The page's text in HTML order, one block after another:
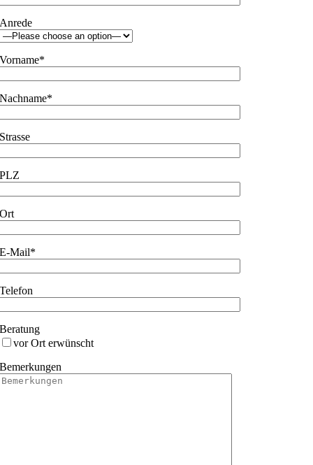
Anrede
Vorname*
Nachname*
Strasse
PLZ
Ort
E-Mail*
Telefon
Beratung
vor Ort erwünscht
Bemerkungen